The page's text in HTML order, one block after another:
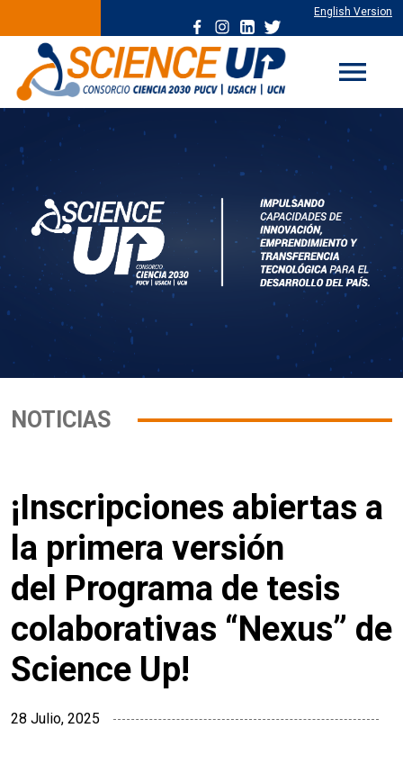
English Version
menu
NOTICIAS
¡Inscripciones abiertas a
la primera versión
del Programa de tesis
colaborativas “Nexus” de
Science Up!
28 Julio, 2025